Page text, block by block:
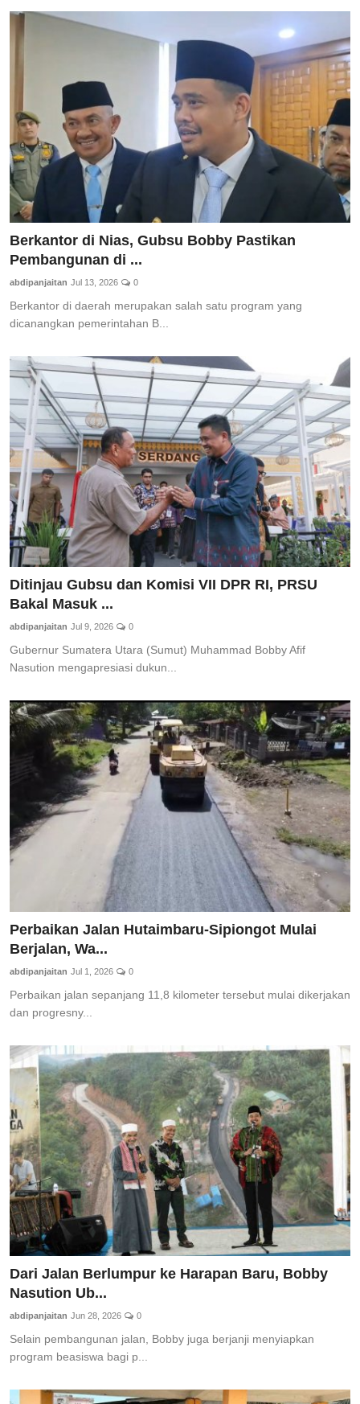
Berkantor di Nias, Gubsu Bobby Pastikan
Pembangunan di ...
abdipanjaitan Jul 13, 2026 0
Berkantor di daerah merupakan salah satu program yang
dicanangkan pemerintahan B...
Ditinjau Gubsu dan Komisi VII DPR RI, PRSU
Bakal Masuk ...
abdipanjaitan Jul 9, 2026 0
Gubernur Sumatera Utara (Sumut) Muhammad Bobby Afif
Nasution mengapresiasi dukun...
Perbaikan Jalan Hutaimbaru-Sipiongot Mulai
Berjalan, Wa...
abdipanjaitan Jul 1, 2026 0
Perbaikan jalan sepanjang 11,8 kilometer tersebut mulai dikerjakan
dan progresny...
Dari Jalan Berlumpur ke Harapan Baru, Bobby
Nasution Ub...
abdipanjaitan Jun 28, 2026 0
Selain pembangunan jalan, Bobby juga berjanji menyiapkan
program beasiswa bagi p...